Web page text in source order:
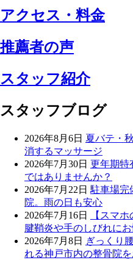
アクセス・料金
推薦者の声
スタッフ紹介
スタッフブログ
2026年8月6日 夏バテ・
消するマッサージ
2026年7月30日 更年期特
ではありませんか？
2026年7月22日 駐車場完
院。雨の日も安心
2026年7月16日
【スマ
腱鞘炎や手のしびれに
2026年7月8日 ぎっくり
れる神戸市内の整骨院